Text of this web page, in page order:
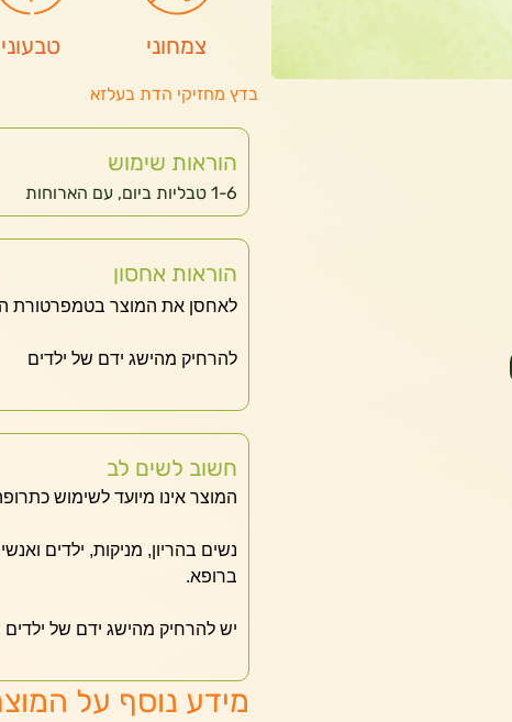
צמחוני טבעוני
בדץ מחזיקי הדת בעלזא
הוראות שימוש
1-6 טבליות ביום, עם הארוחות
הוראות אחסון
לאחסן את המוצר בטמפרטורת
להרחיק מהישג ידם של ילדים
חשוב לשים לב
המוצר אינו מיועד לשימוש
נשים בהריון, מניקות, ילדים
ברופא.
יש להרחיק מהישג ידם של ילדים
מידע נוסף על